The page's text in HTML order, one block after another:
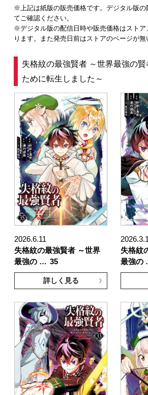
※上記は紙版の販売価格です。デジタル版の
てご確認ください。
※デジタル版の配信日時や販売価格はストア
ります。また発売日前はストアのページが無
失格紋の最強賢者 ～世界最強の
ために転生しました～
2026.6.11
失格紋の最強賢者 ～世界
最強の … 35
詳しく見る
失格紋
最強の